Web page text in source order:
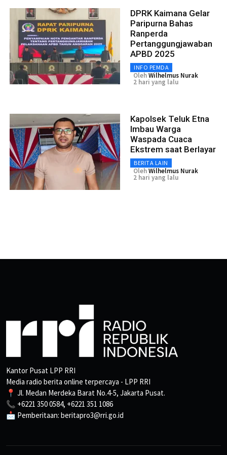
DPRK Kaimana Gelar
Paripurna Bahas
Ranperda
Pertanggungjawaban
APBD 2025
INFO PEMDA
OlehWilhelmus Nurak
2 hari yang lalu
Kapolsek Teluk Etna
Imbau Warga
Waspada Cuaca
Ekstrem saat Berlayar
BERITA LAIN
OlehWilhelmus Nurak
2 hari yang lalu
Kantor Pusat LPP RRI
Media radio berita online terpercaya - LPP RRI
📍 Jl. Medan Merdeka Barat No.4-5, Jakarta Pusat.
📞 +6221 350 0584, +6221 351 1086
📩 Pemberitaan: beritapro3@rri.go.id